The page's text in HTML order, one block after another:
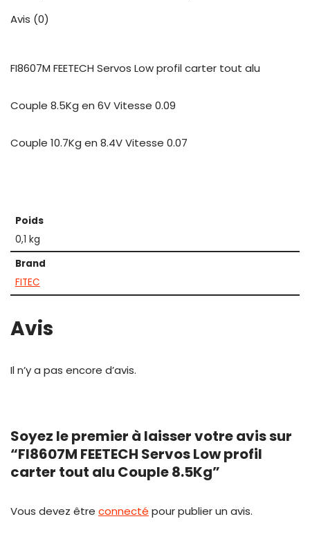
Avis (0)
FI8607M FEETECH Servos Low profil carter tout alu
Couple 8.5Kg en 6V Vitesse 0.09
Couple 10.7Kg en 8.4V Vitesse 0.07
Poids
0,1 kg
Brand
FITEC
Avis
Il n’y a pas encore d’avis.
Soyez le premier à laisser votre avis sur
“FI8607M FEETECH Servos Low profil
carter tout alu Couple 8.5Kg”
Vous devez être connecté pour publier un avis.